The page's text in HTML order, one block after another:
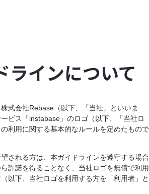
ラインについて
式会社Rebase（以下、「当社」といいま
ビス「instabase」のロゴ（以下、「当社ロ
利用に関する基本的なルールを定めたもので
される方は、本ガイドラインを遵守する場合
許諾を得ることなく、当社ロゴを無償で利用
以下、当社ロゴを利用する方を「利用者」と